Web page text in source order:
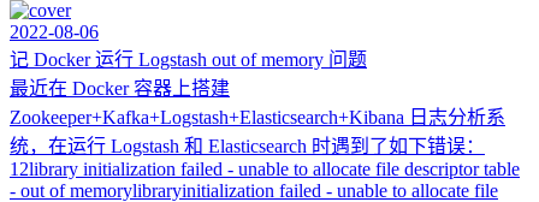
2022-08-06
记 Docker 运行 Logstash out of memory 问题
最近在 Docker 容器上搭建
Zookeeper+Kafka+Logstash+Elasticsearch+Kibana 日志分析系
统，在运行 Logstash 和 Elasticsearch 时遇到了如下错误：
12library initialization failed - unable to allocate file descriptor table
- out of memorylibraryinitialization failed - unable to allocate file